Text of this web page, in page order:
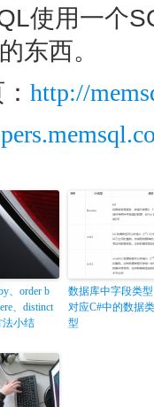
使用一个
东西。
http://
、order b
、distinct
法小结
数据库中字段类型
对应C#中的数据类
型